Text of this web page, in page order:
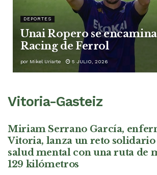
DEPORTES
Unai Ropero se
Racing de Ferrol
por Mikel Uriarte 5 JULIO, 2026
Vitoria-Gasteiz
Miriam Serrano García,
Vitoria, lanza un reto solidario
salud mental con una ruta de
129 kilómetros